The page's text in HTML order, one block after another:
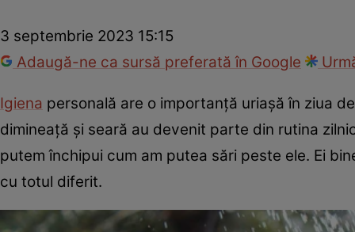
3 septembrie 2023 15:15
Adaugă-ne ca sursă preferată în Google
Igiena personală are o importanță uriașă în ziua
dimineață și seară au devenit parte din rutina
putem închipui cum am putea sări peste ele. Ei
cu totul diferit.